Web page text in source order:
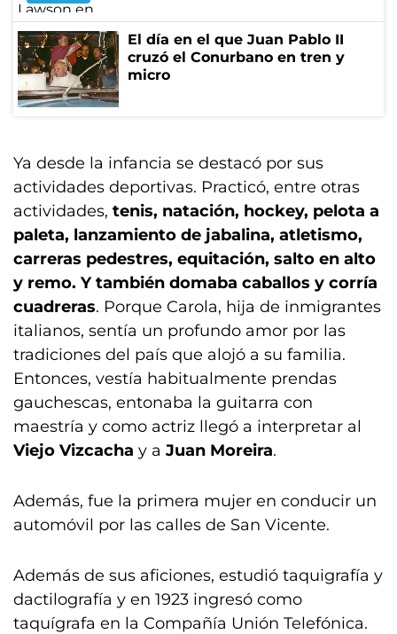
El día en el que Juan Pablo II
cruzó el Conurbano en tren y
micro
Ya desde la infancia se destacó por sus
actividades deportivas. Practicó, entre otras
actividades, tenis, natación, hockey, pelota a
paleta, lanzamiento de jabalina, atletismo,
carreras pedestres, equitación, salto en alto
y remo. Y también domaba caballos y corría
cuadreras. Porque Carola, hija de inmigrantes
italianos, sentía un profundo amor por las
tradiciones del país que alojó a su familia.
Entonces, vestía habitualmente prendas
gauchescas, entonaba la guitarra con
maestría y como actriz llegó a interpretar al
Viejo Vizcacha y a Juan Moreira.
Además, fue la primera mujer en conducir un
automóvil por las calles de San Vicente.
Además de sus aficiones, estudió taquigrafía y
dactilografía y en 1923 ingresó como
taquígrafa en la Compañía Unión Telefónica.